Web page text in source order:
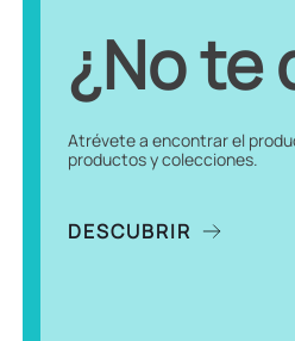
¿No te
Atrévete a encontrar el
productos y colecciones.
DESCUBRIR